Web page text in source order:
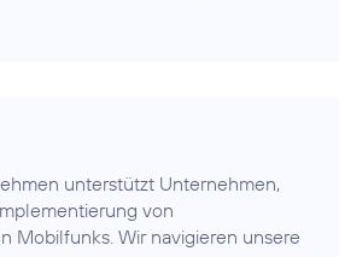
unterstützt Unternehmen,
von
Mobilfunks. Wir navigieren unsere